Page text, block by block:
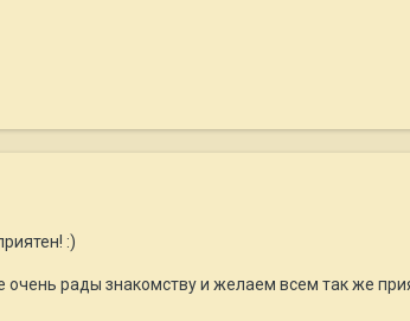
:)
рады знакомству и желаем всем так же